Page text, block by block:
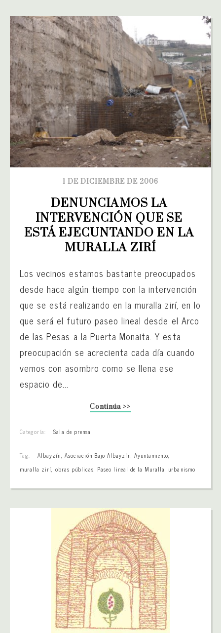
1 DE DICIEMBRE DE 2006
DENUNCIAMOS LA
INTERVENCIÓN QUE SE
ESTÁ EJECUNTANDO EN LA
MURALLA ZIRÍ
Los vecinos estamos bastante preocupados
desde hace algún tiempo con la intervención
que se está realizando en la muralla zirí, en lo
que será el futuro paseo lineal desde el Arco
de las Pesas a la Puerta Monaita. Y esta
preocupación se acrecienta cada día cuando
vemos con asombro como se llena ese
espacio de...
Continúa >>
Categoría: Sala de prensa
Tag: Albayzín, Asociación Bajo Albayzín, Ayuntamiento,
muralla zirí, obras públicas, Paseo lineal de la Muralla, urbanismo